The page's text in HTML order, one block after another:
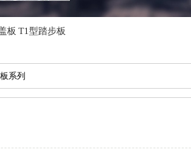
板 T1型踏步板
系列